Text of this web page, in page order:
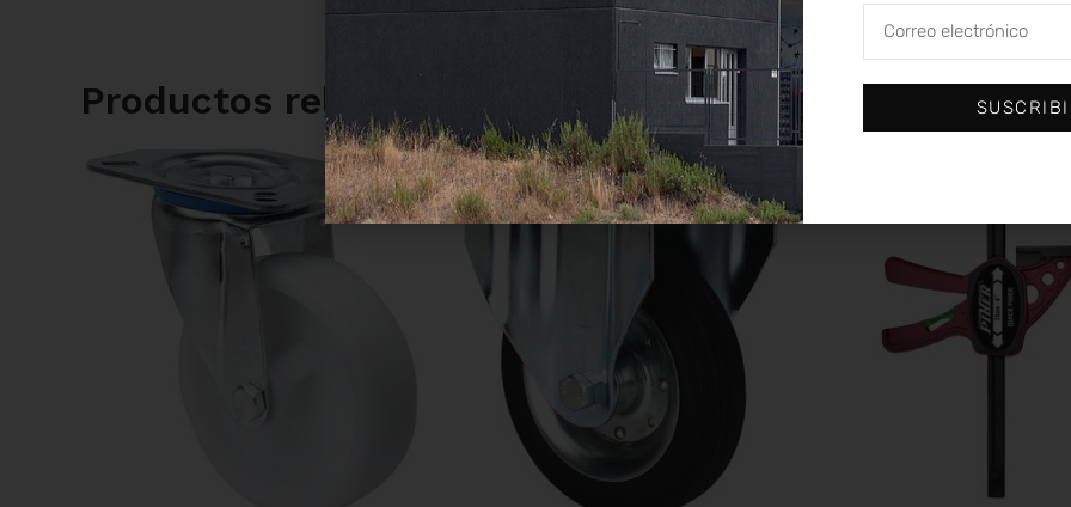
Productos relacionados